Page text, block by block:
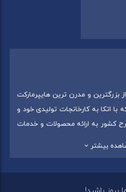
بزرگترین و مدرن ترین هایپرمارکت
اتکا به کارخانجات تولیدی خود و
کشور به ارائه محصولات و خدمات
بیشتر